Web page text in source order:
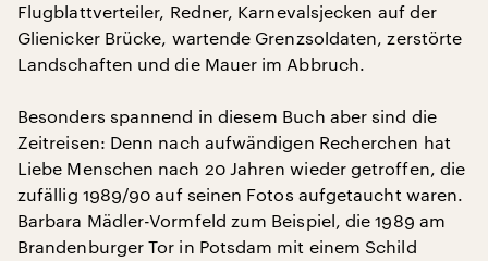
Flugblattverteiler, Redner, Karnevalsjecken auf der
Glienicker Brücke, wartende Grenzsoldaten, zerstörte
Landschaften und die Mauer im Abbruch.
Besonders spannend in diesem Buch aber sind die
Zeitreisen: Denn nach aufwändigen Recherchen hat
Liebe Menschen nach 20 Jahren wieder getroffen, die
zufällig 1989/90 auf seinen Fotos aufgetaucht waren.
Barbara Mädler-Vormfeld zum Beispiel, die 1989 am
Brandenburger Tor in Potsdam mit einem Schild